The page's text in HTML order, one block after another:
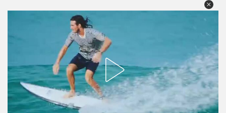
חיות מחמד
יוקר המחיה
גאווה